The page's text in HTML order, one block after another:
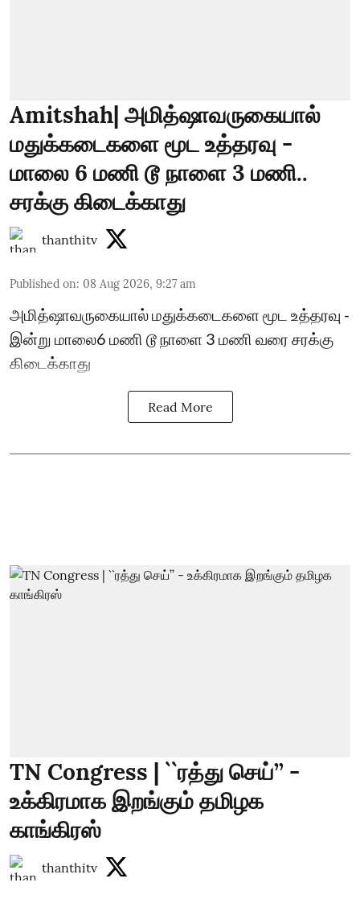
Amitshah| அமித்ஷாவருகையால்
மதுக்கடைகளை மூட உத்தரவு -
மாலை 6 மணி டூ நாளை 3 மணி..
சரக்கு கிடைக்காது
thanthitv
Published on: 08 Aug 2026, 9:27 am
அமித்ஷாவருகையால் மதுக்கடைகளை மூட உத்தரவு -
இன்று மாலை6 மணி டூ நாளை 3 மணி வரை சரக்கு
கிடைக்காது
Read More
TN Congress | ``ரத்து செய்’’ -
உக்கிரமாக இறங்கும் தமிழக
காங்கிரஸ்
thanthitv